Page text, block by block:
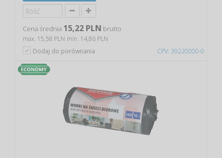
CPV: 39220000-0
Cena średnia 15,22 PLN brutto
max. 15,58 PLN min. 14,86 PLN
Dodaj do porównania